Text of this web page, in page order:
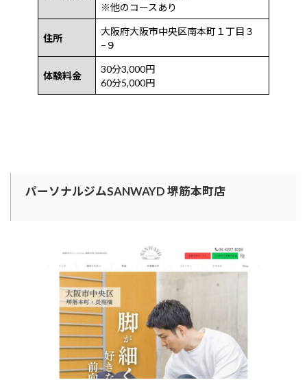
※他のコースあり
住所
大阪府大阪市中央区南本町１丁目３
−９
体験料金
30分3,000円
60分5,000円
パーソナルジムSANWAYD 堺筋本町店